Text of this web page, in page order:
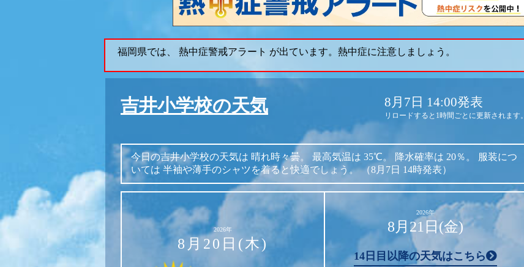
福岡県では、 熱中症警戒アラート が出ています。熱中症に注意しましょう。
吉井小学校の天気 8月7日 14:00発表
リロードすると1時間ごとに更新されます。
今日の吉井小学校の天気は 晴れ時々曇。 最高気温は 35℃。 降水確率は 20％。
服装につ
いては 半袖や薄手のシャツを着ると快適でしょう。（8月7日 14時発表）
2026年
8月20日(木)
2026年
8月21日(金)
14日目以降の天気はこちら